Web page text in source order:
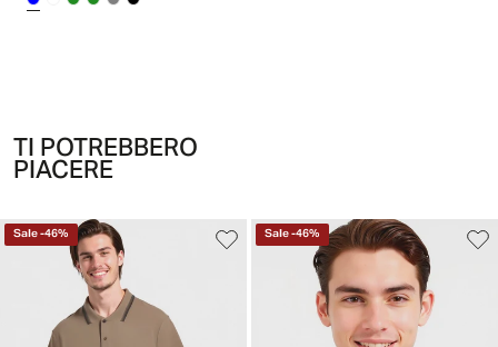
TI POTREBBERO
PIACERE
Sale-46% Sale-46%